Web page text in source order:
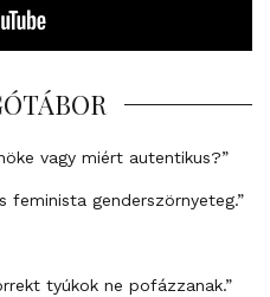
vagy miért autentikus?”
feminista genderszörnyeteg.”
tyúkok ne pofázzanak.”